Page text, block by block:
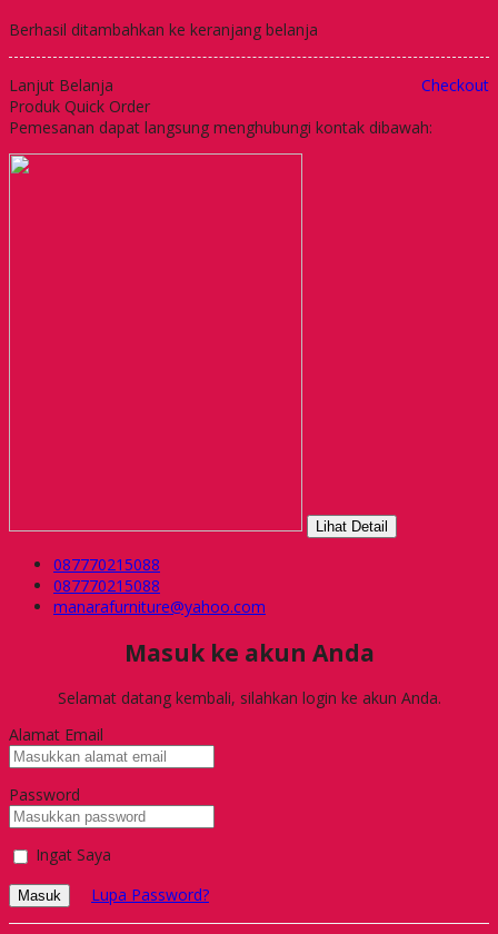
Berhasil ditambahkan ke keranjang belanja
Lanjut Belanja
Checkout
Produk Quick Order
Pemesanan dapat langsung menghubungi kontak dibawah:
Lihat Detail
087770215088
087770215088
manarafurniture@yahoo.com
Masuk ke akun Anda
Selamat datang kembali, silahkan login ke akun Anda.
Alamat Email
Password
Ingat Saya
Masuk Lupa Password?